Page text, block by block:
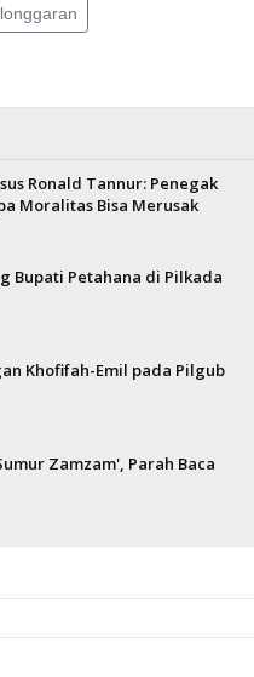
Ronald Tannur: Penegak
Moralitas Bisa Merusak
Bupati Petahana di Pilkada
Khofifah-Emil pada Pilgub
Zamzam', Parah Baca